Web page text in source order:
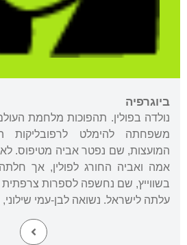
ביוגרפיה
נולדה בפולין. תהפוכות מלחמת
משפחתה להימלט לרפובליקות
המועצות, שם נפטר אביה מטיפוס.
אמה ואביה החורג לפולין, אך
עלתה לישראל. נשואה לבן-עמי